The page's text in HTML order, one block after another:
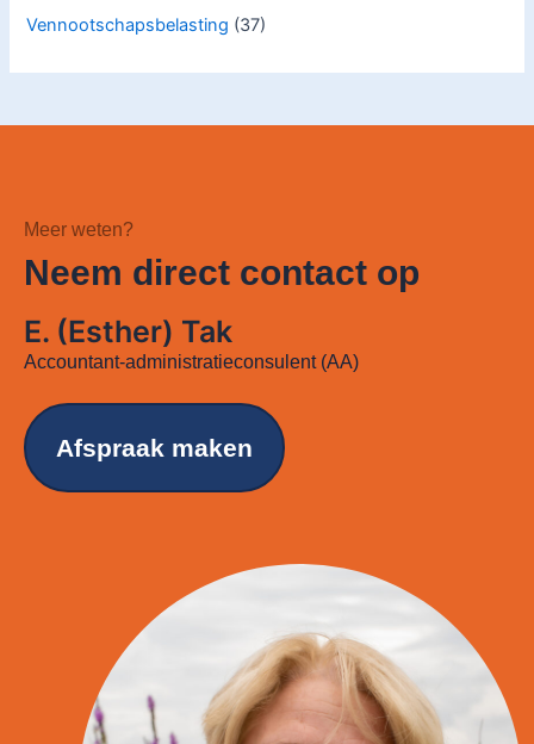
Vennootschapsbelasting (37)
Meer weten?
Neem direct contact op
E. (Esther) Tak
Accountant-administratieconsulent (AA)
Afspraak maken